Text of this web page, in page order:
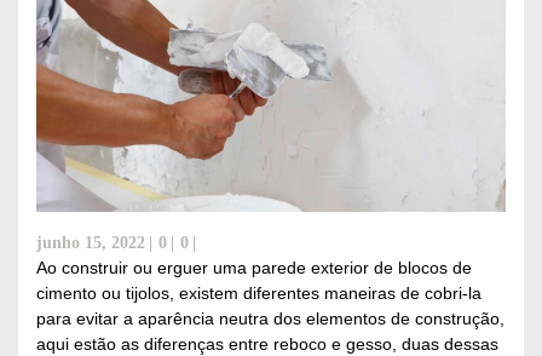
junho 15, 2022 0 0
Ao construir ou erguer uma parede exterior de blocos de
cimento ou tijolos, existem diferentes maneiras de cobri-la
para evitar a aparência neutra dos elementos de construção,
aqui estão as diferenças entre reboco e gesso, duas dessas